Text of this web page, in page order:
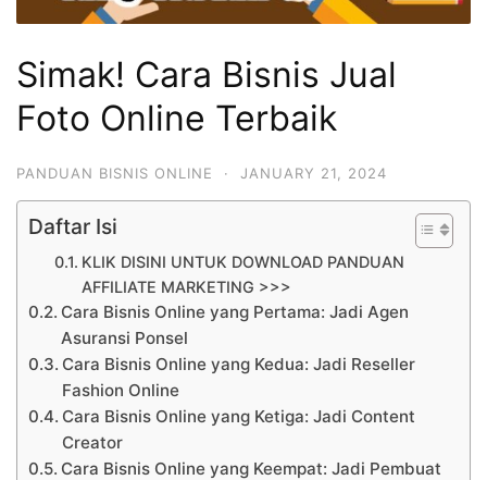
Simak! Cara Bisnis Jual
Foto Online Terbaik
PANDUAN BISNIS ONLINE · JANUARY 21, 2024
Daftar Isi
KLIK DISINI UNTUK DOWNLOAD PANDUAN
AFFILIATE MARKETING >>>
Cara Bisnis Online yang Pertama: Jadi Agen
Asuransi Ponsel
Cara Bisnis Online yang Kedua: Jadi Reseller
Fashion Online
Cara Bisnis Online yang Ketiga: Jadi Content
Creator
Cara Bisnis Online yang Keempat: Jadi Pembuat